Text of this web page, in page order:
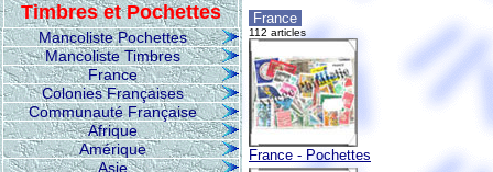
Timbres et Pochettes
Mancoliste Pochettes
Mancoliste Timbres
France
Colonies Françaises
Communauté Française
Afrique
Amérique
Asie
France
112 articles
France - Pochettes